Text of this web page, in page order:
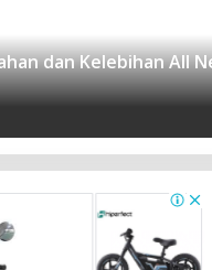
dan Kelebihan All